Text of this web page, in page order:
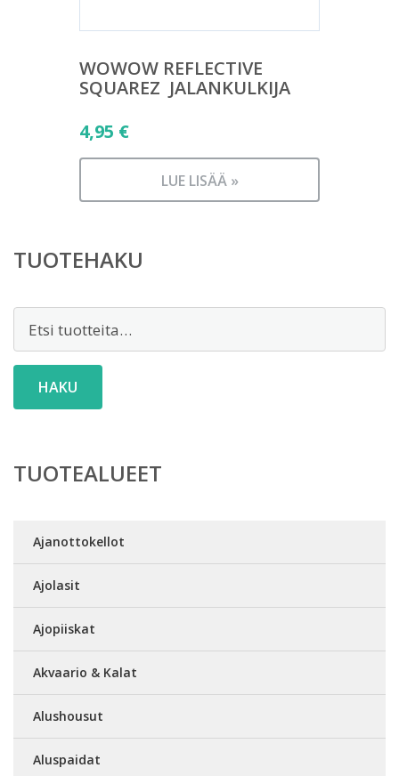
WOWOW REFLECTIVE
SQUAREZ  JALANKULKIJA
4,95 €
LUE LISÄÄ »
TUOTEHAKU
HAKU
TUOTEALUEET
Ajanottokellot
Ajolasit
Ajopiiskat
Akvaario & Kalat
Alushousut
Aluspaidat